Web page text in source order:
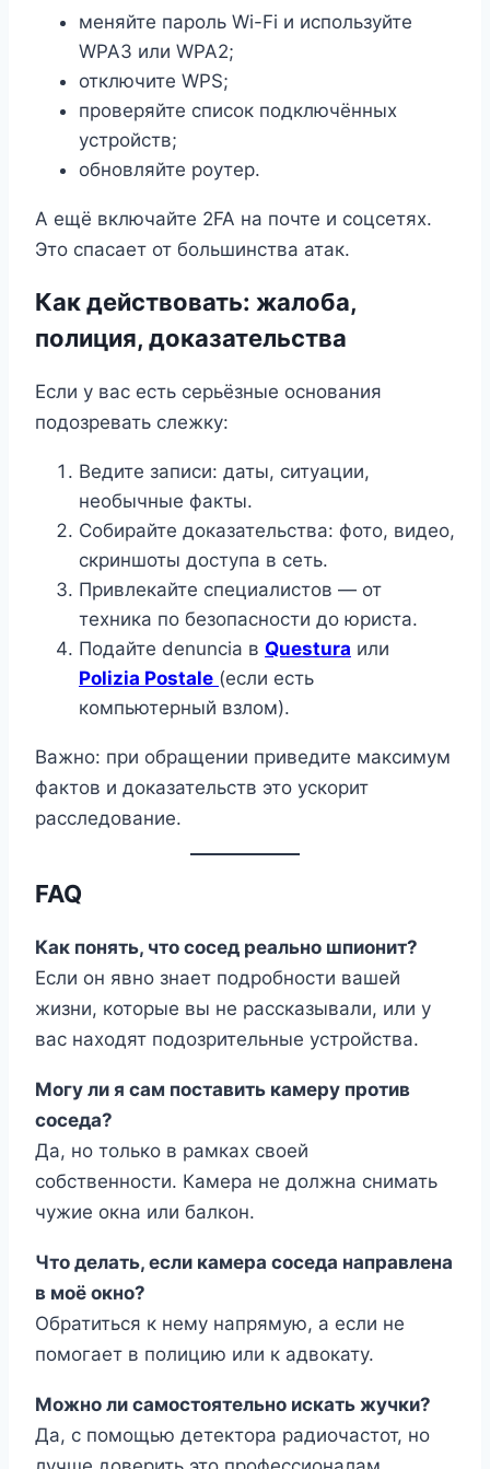
меняйте пароль Wi-Fi и используйте
WPA3 или WPA2;
отключите WPS;
проверяйте список подключённых
устройств;
обновляйте роутер.
А ещё включайте 2FA на почте и соцсетях.
Это спасает от большинства атак.
Как действовать: жалоба,
полиция, доказательства
Если у вас есть серьёзные основания
подозревать слежку:
Ведите записи: даты, ситуации,
необычные факты.
Собирайте доказательства: фото, видео,
скриншоты доступа в сеть.
Привлекайте специалистов — от
техника по безопасности до юриста.
Подайте denuncia в Questura или
Polizia Postale (если есть
компьютерный взлом).
Важно: при обращении приведите максимум
фактов и доказательств это ускорит
расследование.
FAQ
Как понять, что сосед реально шпионит?
Если он явно знает подробности вашей
жизни, которые вы не рассказывали, или у
вас находят подозрительные устройства.
Могу ли я сам поставить камеру против
соседа?
Да, но только в рамках своей
собственности. Камера не должна снимать
чужие окна или балкон.
Что делать, если камера соседа направлена
в моё окно?
Обратиться к нему напрямую, а если не
помогает в полицию или к адвокату.
Можно ли самостоятельно искать жучки?
Да, с помощью детектора радиочастот, но